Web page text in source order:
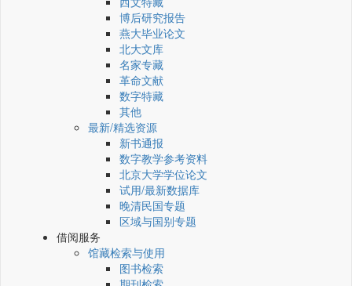
博后研究报告
燕大毕业论文
北大文库
名家专藏
革命文献
数字特藏
其他
最新/精选资源
新书通报
数字教学参考资料
北京大学学位论文
试用/最新数据库
晚清民国专题
区域与国别专题
借阅服务
馆藏检索与使用
图书检索